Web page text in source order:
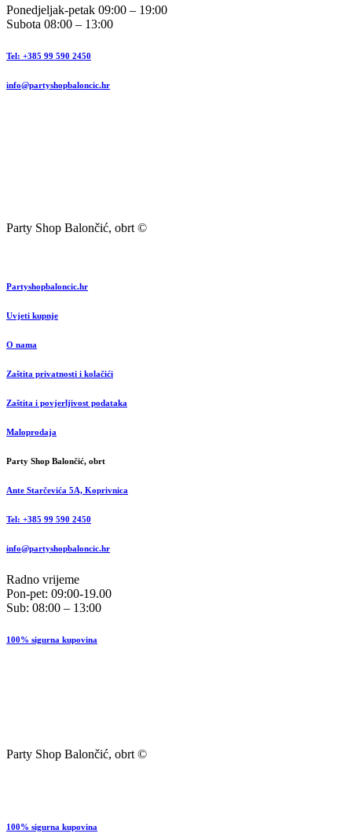
Ponedjeljak-petak 09:00 – 19:00
Subota 08:00 – 13:00
Tel: +385 99 590 2450
info@partyshopbaloncic.hr
Party Shop Balončić, obrt ©
Partyshopbaloncic.hr
Uvjeti kupnje
O nama
Zaštita privatnosti i kolačići
Zaštita i povjerljivost podataka
Maloprodaja
Party Shop Balončić, obrt
Ante Starčevića 5A, Koprivnica
Tel: +385 99 590 2450
info@partyshopbaloncic.hr
Radno vrijeme
Pon-pet: 09:00-19.00
Sub: 08:00 – 13:00
100% sigurna kupovina
Party Shop Balončić, obrt ©
100% sigurna kupovina